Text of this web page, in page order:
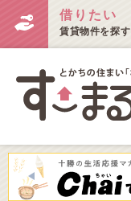
借りたい
賃貸物件を探す